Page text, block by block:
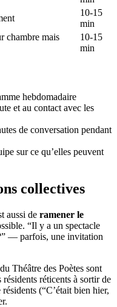
10-15
min
chambre mais
10-15
min
hebdomadaire
et au contact avec les
de conversation pendant
sur ce qu’elles peuvent
collectives
aussi de ramener le
“Il y a un spectacle
— parfois, une invitation
du Théâtre des Poètes sont
réticents à sortir de
(“C’était bien hier,